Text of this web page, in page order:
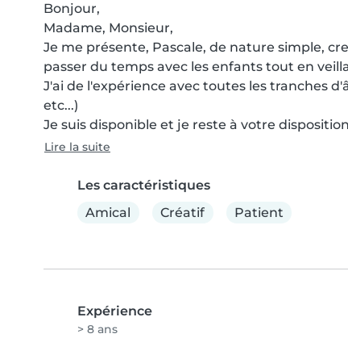
Bonjour,
Madame, Monsieur,
Je me présente, Pascale, de nature simple,
passer du temps avec les enfants tout en
J'ai de l'expérience avec toutes les tranches
etc...)
Je suis disponible et je reste à votre
Lire la suite
Les caractéristiques
Amical
Créatif Patient
Expérience
> 8 ans